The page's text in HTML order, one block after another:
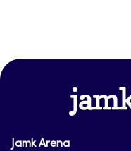
www.jamk.fi
Jamk Arena